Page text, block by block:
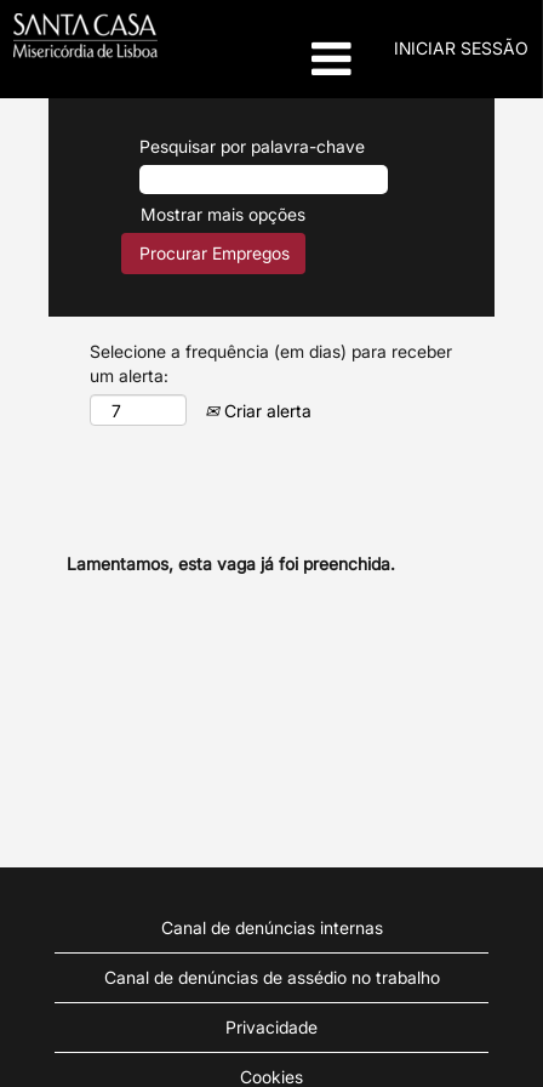
INICIAR SESSÃO
Pesquisar por palavra-chave
Mostrar mais opções
Selecione a frequência (em dias) para receber
um alerta:
Criar alerta
Lamentamos, esta vaga já foi preenchida.
Canal de denúncias internas
Canal de denúncias de assédio no trabalho
Privacidade
Cookies